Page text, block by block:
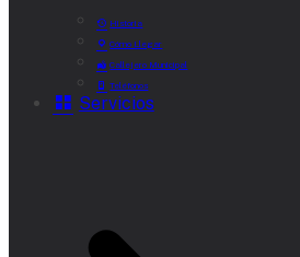
Historia
Cómo Llegar
Callejero Municipal
Teléfonos
Servicios